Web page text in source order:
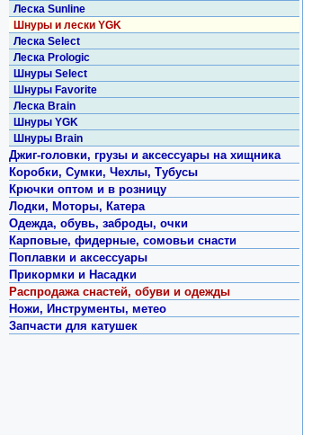
Леска Sunline
Шнуры и лески YGK
Леска Select
Леска Prologic
Шнуры Select
Шнуры Favorite
Леска Brain
Шнуры YGK
Шнуры Brain
Джиг-головки, грузы и аксессуары на хищника
Коробки, Сумки, Чехлы, Тубусы
Крючки оптом и в розницу
Лодки, Моторы, Катера
Одежда, обувь, заброды, очки
Карповые, фидерные, сомовьи снасти
Поплавки и аксессуары
Прикормки и Насадки
Распродажа снастей, обуви и одежды
Ножи, Инструменты, метео
Запчасти для катушек